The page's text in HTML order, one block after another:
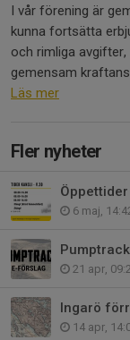
I vår förening är
kunna fortsätta
och rimliga
gemensam
Läs mer
Fler nyheter
6 maj,
21 apr,
Ingarö
14 apr,